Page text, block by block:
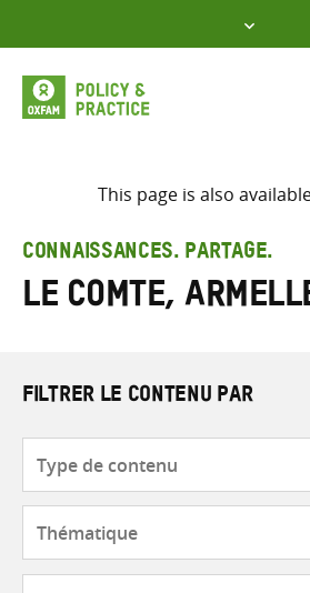
to
content
Saisir
les
termes
This page is also
CONNAISSANCES. PARTAGE.
Le Comte,
FILTRER LE CONTENU PAR